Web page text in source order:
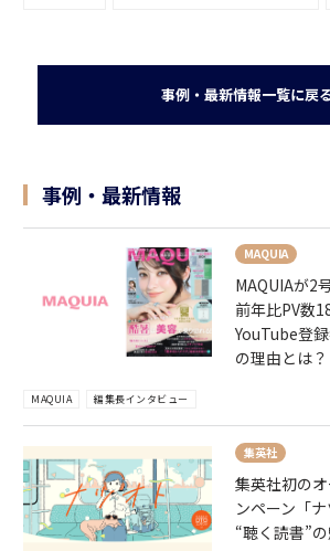
事例・最新情報一覧に戻
事例・最新情報
MAQUIA
MAQUIAが2
前年比PV数
YouTube登
の理由とは？
MAQUIA 編集長インタビュー
集英社
集英社初の
ンペーン「
“聴く読書”